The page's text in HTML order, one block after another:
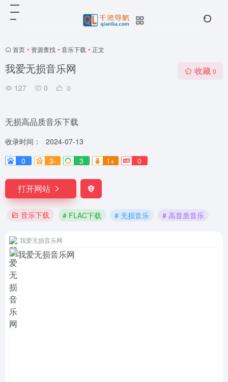
首页 • 资源查找 • 音乐下载 • 正文
我爱无损音乐网
127 0 0
收藏 0
无损高品质音乐下载
收录时间：
2024-07-13
0
3- 3 1+ 0
打开网站
音乐下载 # FLAC下载 # 无损音乐 # 高音质音乐
我爱无损音乐网